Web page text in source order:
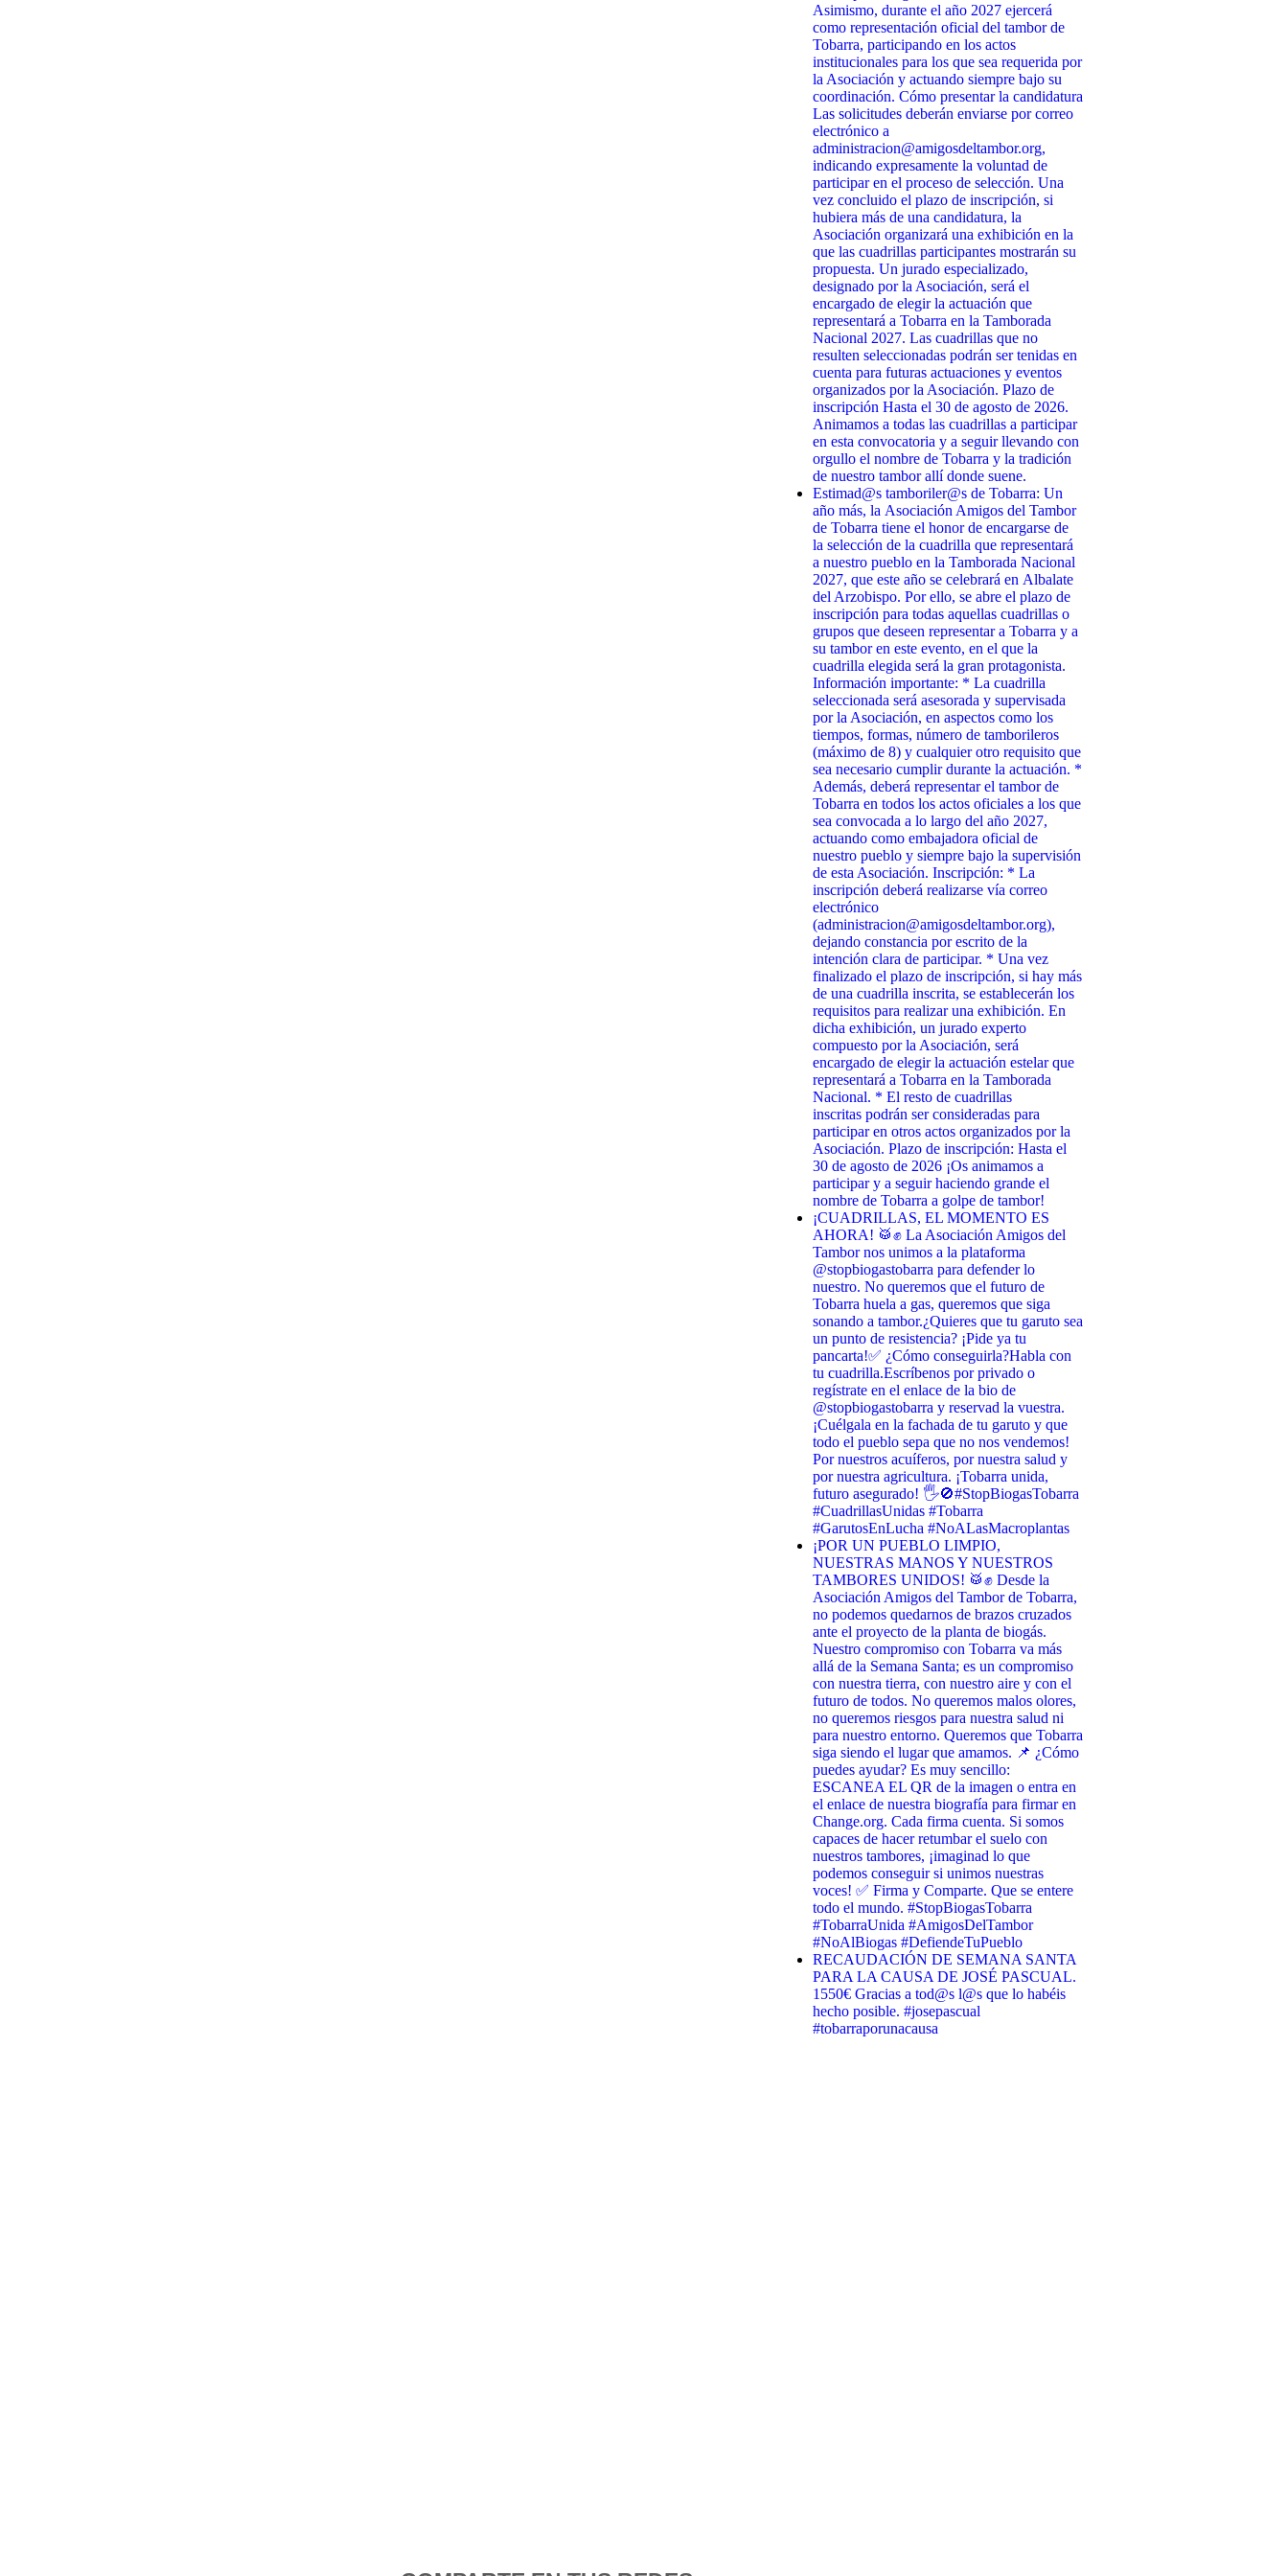
Asimismo, durante el año 2027 ejercerá
como representación oficial del tambor de
Tobarra, participando en los actos
institucionales para los que sea requerida por
la Asociación y actuando siempre bajo su
coordinación. Cómo presentar la candidatura
Las solicitudes deberán enviarse por correo
electrónico a
administracion@amigosdeltambor.org,
indicando expresamente la voluntad de
participar en el proceso de selección. Una
vez concluido el plazo de inscripción, si
hubiera más de una candidatura, la
Asociación organizará una exhibición en la
que las cuadrillas participantes mostrarán su
propuesta. Un jurado especializado,
designado por la Asociación, será el
encargado de elegir la actuación que
representará a Tobarra en la Tamborada
Nacional 2027. Las cuadrillas que no
resulten seleccionadas podrán ser tenidas en
cuenta para futuras actuaciones y eventos
organizados por la Asociación. Plazo de
inscripción Hasta el 30 de agosto de 2026.
Animamos a todas las cuadrillas a participar
en esta convocatoria y a seguir llevando con
orgullo el nombre de Tobarra y la tradición
de nuestro tambor allí donde suene.
Estimad@s tamboriler@s de Tobarra: Un
año más, la Asociación Amigos del Tambor
de Tobarra tiene el honor de encargarse de
la selección de la cuadrilla que representará
a nuestro pueblo en la Tamborada Nacional
2027, que este año se celebrará en Albalate
del Arzobispo. Por ello, se abre el plazo de
inscripción para todas aquellas cuadrillas o
grupos que deseen representar a Tobarra y a
su tambor en este evento, en el que la
cuadrilla elegida será la gran protagonista.
Información importante: * La cuadrilla
seleccionada será asesorada y supervisada
por la Asociación, en aspectos como los
tiempos, formas, número de tamborileros
(máximo de 8) y cualquier otro requisito que
sea necesario cumplir durante la actuación. *
Además, deberá representar el tambor de
Tobarra en todos los actos oficiales a los que
sea convocada a lo largo del año 2027,
actuando como embajadora oficial de
nuestro pueblo y siempre bajo la supervisión
de esta Asociación. Inscripción: * La
inscripción deberá realizarse vía correo
electrónico
(administracion@amigosdeltambor.org),
dejando constancia por escrito de la
intención clara de participar. * Una vez
finalizado el plazo de inscripción, si hay más
de una cuadrilla inscrita, se establecerán los
requisitos para realizar una exhibición. En
dicha exhibición, un jurado experto
compuesto por la Asociación, será
encargado de elegir la actuación estelar que
representará a Tobarra en la Tamborada
Nacional. * El resto de cuadrillas
inscritas podrán ser consideradas para
participar en otros actos organizados por la
Asociación. Plazo de inscripción: Hasta el
30 de agosto de 2026 ¡Os animamos a
participar y a seguir haciendo grande el
nombre de Tobarra a golpe de tambor!
¡CUADRILLAS, EL MOMENTO ES
AHORA! 🥁✊ La Asociación Amigos del
Tambor nos unimos a la plataforma
@stopbiogastobarra para defender lo
nuestro. No queremos que el futuro de
Tobarra huela a gas, queremos que siga
sonando a tambor. ​¿Quieres que tu garuto sea
un punto de resistencia? ¡Pide ya tu
pancarta! ​✅ ¿Cómo conseguirla? ​Habla con
tu cuadrilla. ​Escríbenos por privado o
regístrate en el enlace de la bio de
@stopbiogastobarra y reservad la vuestra. ​
¡Cuélgala en la fachada de tu garuto y que
todo el pueblo sepa que no nos vendemos! ​
Por nuestros acuíferos, por nuestra salud y
por nuestra agricultura. ¡Tobarra unida,
futuro asegurado! 🖐️🚫 ​#StopBiogasTobarra
#CuadrillasUnidas #Tobarra
#GarutosEnLucha #NoALasMacroplantas
¡POR UN PUEBLO LIMPIO,
NUESTRAS MANOS Y NUESTROS
TAMBORES UNIDOS! 🥁✊ Desde la
Asociación Amigos del Tambor de Tobarra,
no podemos quedarnos de brazos cruzados
ante el proyecto de la planta de biogás.
Nuestro compromiso con Tobarra va más
allá de la Semana Santa; es un compromiso
con nuestra tierra, con nuestro aire y con el
futuro de todos. No queremos malos olores,
no queremos riesgos para nuestra salud ni
para nuestro entorno. Queremos que Tobarra
siga siendo el lugar que amamos. 📌 ¿Cómo
puedes ayudar? Es muy sencillo:
ESCANEA EL QR de la imagen o entra en
el enlace de nuestra biografía para firmar en
Change.org. Cada firma cuenta. Si somos
capaces de hacer retumbar el suelo con
nuestros tambores, ¡imaginad lo que
podemos conseguir si unimos nuestras
voces! ✅ Firma y Comparte. Que se entere
todo el mundo. #StopBiogasTobarra
#TobarraUnida #AmigosDelTambor
#NoAlBiogas #DefiendeTuPueblo
RECAUDACIÓN DE SEMANA SANTA
PARA LA CAUSA DE JOSÉ PASCUAL.
1550€ Gracias a tod@s l@s que lo habéis
hecho posible. #josepascual
#tobarraporunacausa